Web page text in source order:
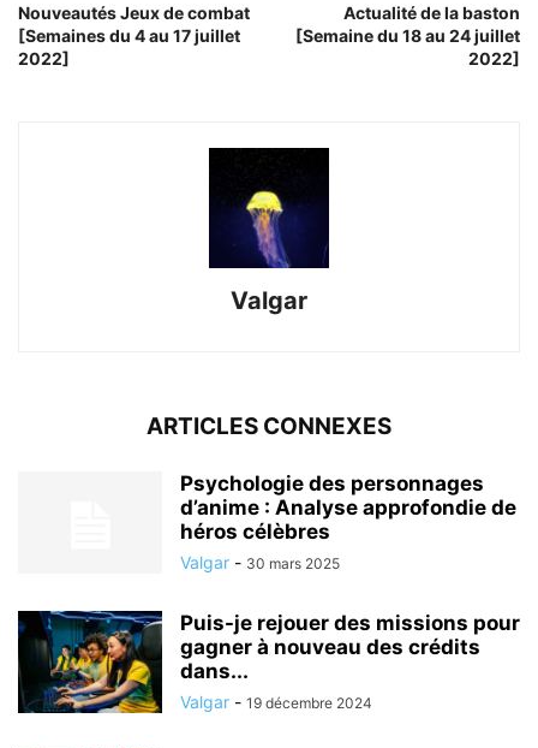
Nouveautés Jeux de combat
[Semaines du 4 au 17 juillet
2022]
Actualité de la baston
[Semaine du 18 au 24 juillet
2022]
Valgar
ARTICLES CONNEXES
Psychologie des personnages
d’anime : Analyse approfondie de
héros célèbres
Valgar - 30 mars 2025
Puis-je rejouer des missions pour
gagner à nouveau des crédits
dans...
Valgar - 19 décembre 2024